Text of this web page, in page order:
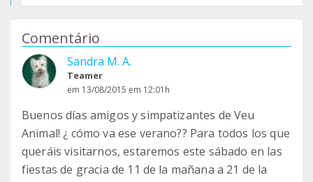
Comentário
Sandra M. A.
Teamer
em 13/08/2015 em 12:01h
Buenos días amigos y simpatizantes de Veu
Animal! ¿ cómo va ese verano?? Para todos los que
queráis visitarnos, estaremos este sábado en las
fiestas de gracia de 11 de la mañana a 21 de la